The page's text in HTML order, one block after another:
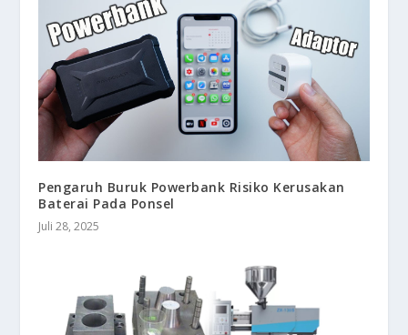
Pengaruh Buruk Powerbank Risiko Kerusakan
Baterai Pada Ponsel
Juli 28, 2025